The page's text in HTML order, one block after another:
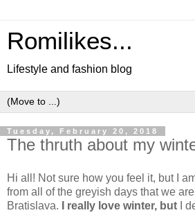
Romilikes...
Lifestyle and fashion blog
Tuesday, February 20, 2018
The thruth about my
Hi all! Not sure how you feel it, but I
from all of the greyish days that we
Bratislava. I really love winter, but I